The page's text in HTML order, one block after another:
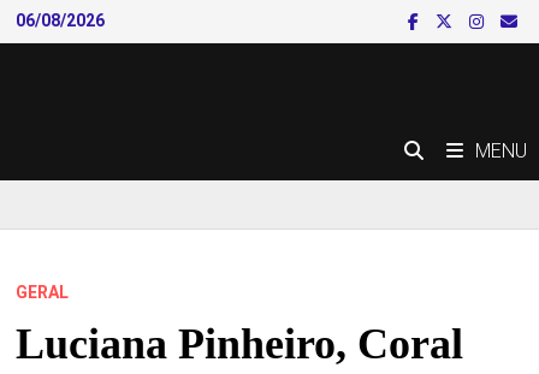
Skip
to
06/08/2026
MENU
GERAL
Luciana Pinheiro, Coral